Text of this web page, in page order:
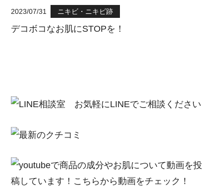
2023/07/31 ニキビ・ニキビ跡
デコボコなお肌にSTOPを！